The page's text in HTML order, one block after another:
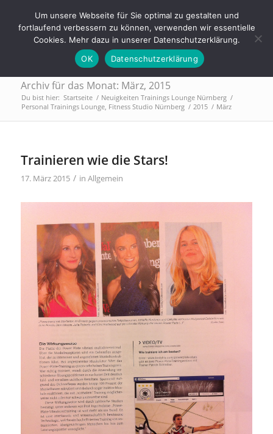
Tel.: 0911 - 2171 4565 | info@trainings-lounge.de
Archiv für das Monat: März, 2015
Du bist hier: Startseite / Neuigkeiten Trainings Lounge Nürnberg /
Personal Trainings Lounge, Fitness Studio Nürnberg / 2015 / März
Trainieren wie die Stars!
17. März 2015 / in Allgemein
Um unsere Webseite für Sie optimal zu gestalten und
fortlaufend verbessern zu können, verwenden wir essentielle
Cookies. Mehr dazu in unserer Datenschutzerklärung.
OK
Datenschutzerklärung